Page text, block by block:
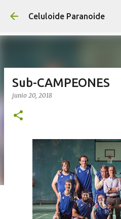
Ir al
Celuloide Paranoide
Sub-CAMPEONES
junio 20, 2018